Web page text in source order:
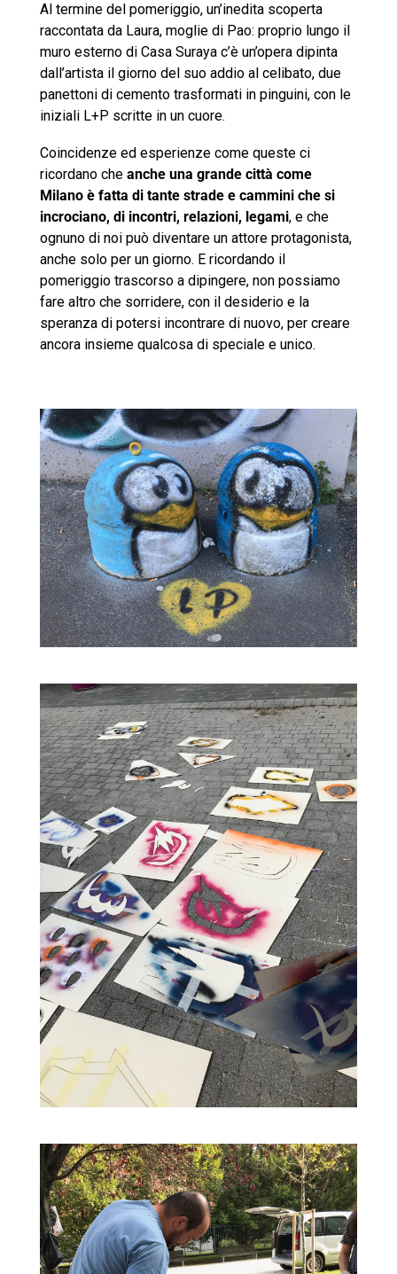
Al termine del pomeriggio, un’inedita scoperta
raccontata da Laura, moglie di Pao: proprio lungo il
muro esterno di Casa Suraya c’è un’opera dipinta
dall’artista il giorno del suo addio al celibato, due
panettoni di cemento trasformati in pinguini, con le
iniziali L+P scritte in un cuore.
Coincidenze ed esperienze come queste ci
ricordano che anche una grande città come
Milano è fatta di tante strade e cammini che si
incrociano, di incontri, relazioni, legami, e che
ognuno di noi può diventare un attore protagonista,
anche solo per un giorno. E ricordando il
pomeriggio trascorso a dipingere, non possiamo
fare altro che sorridere, con il desiderio e la
speranza di potersi incontrare di nuovo, per creare
ancora insieme qualcosa di speciale e unico.